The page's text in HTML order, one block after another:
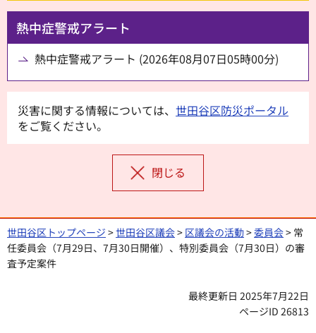
熱中症警戒アラート
熱中症警戒アラート (2026年08月07日05時00分)
災害に関する情報については、 世田谷区防災ポータル
をご覧ください。
閉じる
世田谷区トップページ >世田谷区議会> 区議会の活動>委員会> 常
任委員会（7月29日、7月30日開催）、特別委員会（7月30日）の審
査予定案件
最終更新日 2025年7月22日
ページID 26813